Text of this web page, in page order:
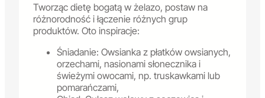
Tworząc dietę bogatą w żelazo, postaw na
różnorodność i łączenie różnych grup
produktów. Oto inspiracje:
Śniadanie: Owsianka z płatków owsianych,
orzechami, nasionami słonecznika i
świeżymi owocami, np. truskawkami lub
pomarańczami,